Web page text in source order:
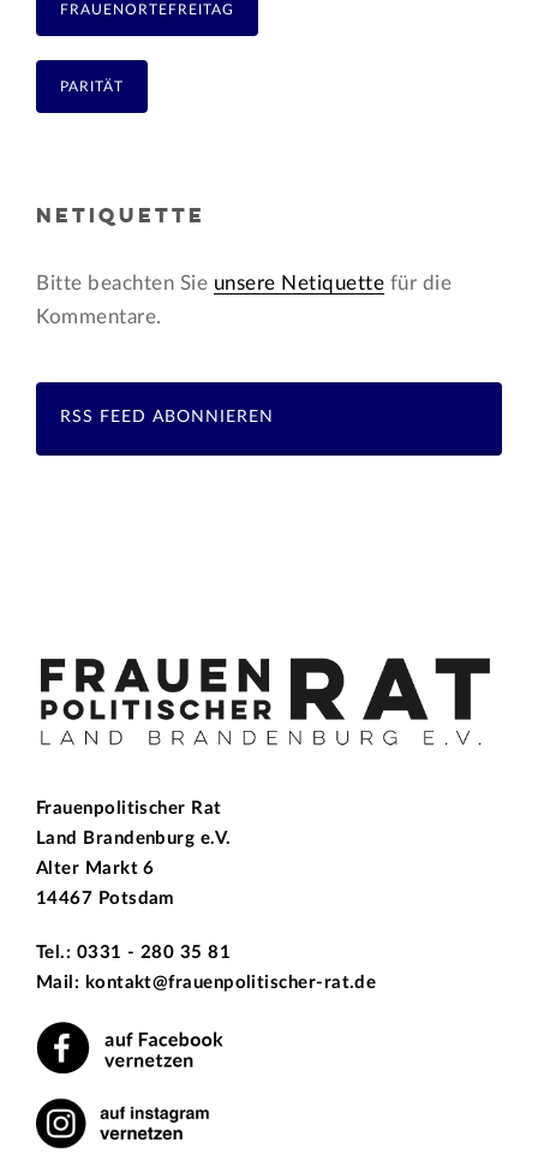
FRAUENORTEFREITAG
PARITÄT
NETIQUETTE
Bitte beachten Sie unsere Netiquette für die
Kommentare.
RSS FEED ABONNIEREN
Frauenpolitischer Rat
Land Brandenburg e.V.
Alter Markt 6
14467 Potsdam
Tel.: 0331 - 280 35 81
Mail: kontakt@frauenpolitischer-rat.de